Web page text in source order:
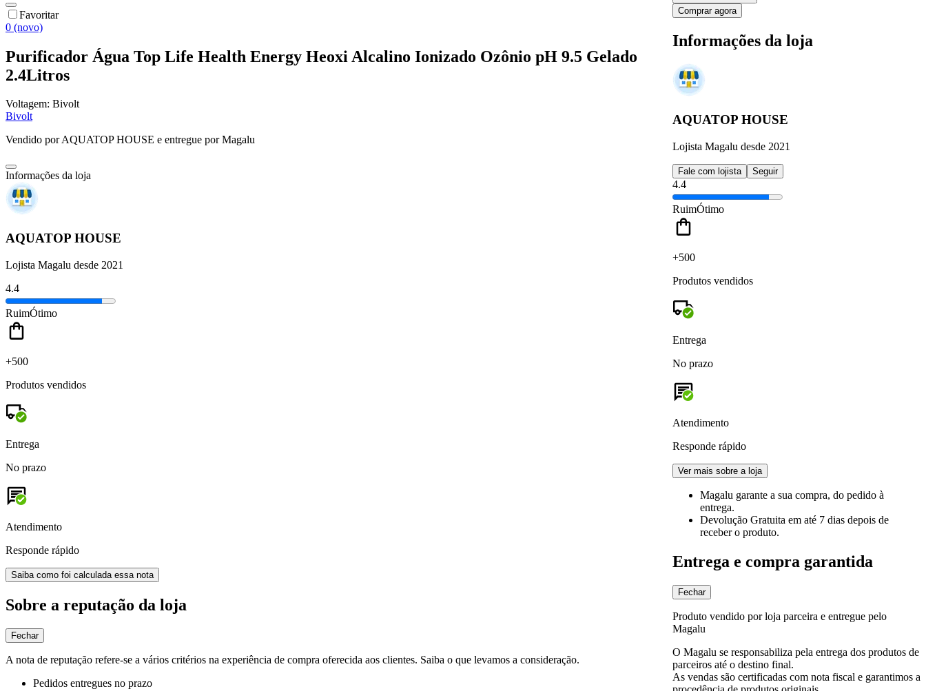
Favoritar
0 (novo)
Purificador Água Top Life Health Energy Heoxi Alcalino Ionizado Ozônio pH 9.5 Gelado
2.4Litros
Voltagem: Bivolt
Bivolt
Vendido porAQUATOP HOUSE e entregue por Magalu
Informações da loja
AQUATOP HOUSE
Lojista Magalu desde 2021
4.4
RuimÓtimo
+500
Produtos vendidos
Entrega
No prazo
Atendimento
Responde rápido
Saiba como foi calculada essa nota
Sobre a reputação da loja
Fechar
A nota de reputação refere-se a vários critérios na experiência de compra oferecida aos clientes. Saiba o que levamos a consideração.
Pedidos entregues no prazo
Comprar agora
Informações da loja
AQUATOP HOUSE
Lojista Magalu desde 2021
Fale com lojista Seguir
4.4
RuimÓtimo
+500
Produtos vendidos
Entrega
No prazo
Atendimento
Responde rápido
Ver mais sobre a loja
Magalu garante a sua compra, do pedido à
entrega.
Devolução Gratuita em até 7 dias depois de
receber o produto.
Entrega e compra garantida
Fechar
Produto vendido por loja parceira e entregue pelo
Magalu
O Magalu se responsabiliza pela entrega dos produtos de
parceiros até o destino final.
As vendas são certificadas com nota fiscal e garantimos a